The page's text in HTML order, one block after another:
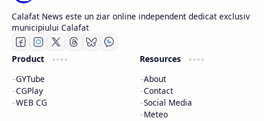
Calafat News este un ziar online independent dedicat exclusiv
municipiului Calafat
Product
GYTube
CGPlay
WEB CG
Resources
About
Contact
Social Media
Meteo